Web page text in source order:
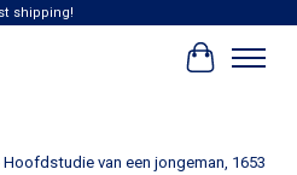
shipping!
van een jongeman, 1653